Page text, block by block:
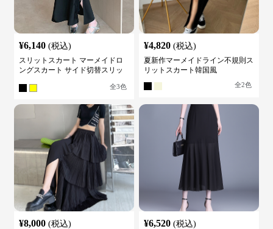
¥6,140 (税込)
スリットスカート マーメイドロ
ングスカート サイド切替スリッ
全3色
¥4,820 (税込)
夏新作マーメイドライン不規則ス
リットスカート韓国風
全2色
¥8,000 (税込) ¥6,520 (税込)